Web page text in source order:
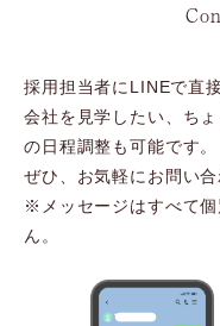
採用担当者にLINEで直
会社を見学したい、ち
の日程調整も可能です。
ぜひ、お気軽にお問い合
※メッセージはすべて
ん。